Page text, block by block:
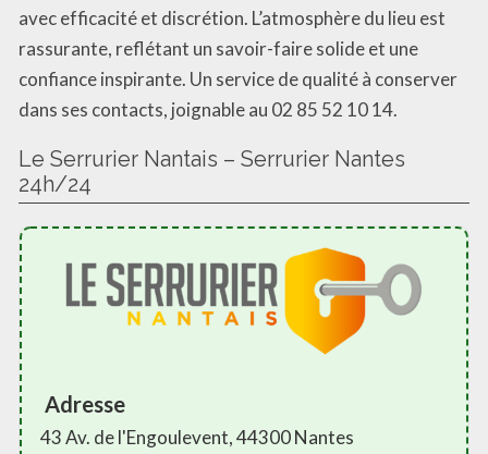
avec efficacité et discrétion. L’atmosphère du lieu est
rassurante, reflétant un savoir-faire solide et une
confiance inspirante. Un service de qualité à conserver
dans ses contacts, joignable au 02 85 52 10 14.
Le Serrurier Nantais – Serrurier Nantes
24h/24
Adresse
43 Av. de l'Engoulevent, 44300 Nantes